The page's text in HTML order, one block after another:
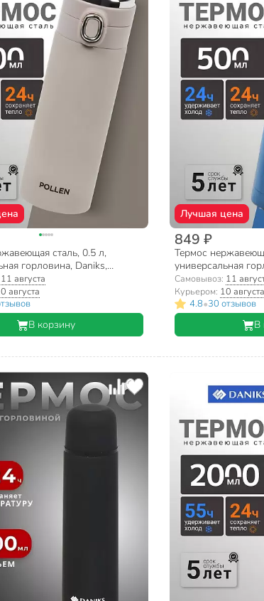
сталь, 0.5 л,
горловина, Daniks,
нержавеющая сталь,
16-1406 TPX
11 августа
августа
В корзину
Лучшая цена
849 ₽
Термос
универсальная
нержавеющая
SL-50Z-RAL5003-
Самовывоз: 11
Курьером: 10 августа
4.8•30 отзывов
В